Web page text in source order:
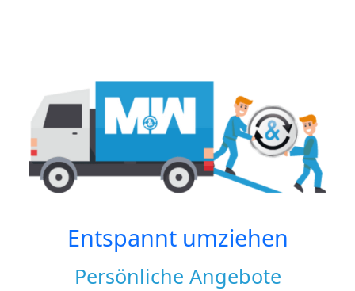
Entspannt umziehen
Persönliche Angebote